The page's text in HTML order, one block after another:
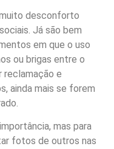
desconforto
Já são bem
em que o uso
ou brigas entre o
reclamação e
ainda mais se forem
mas para
fotos de outros nas